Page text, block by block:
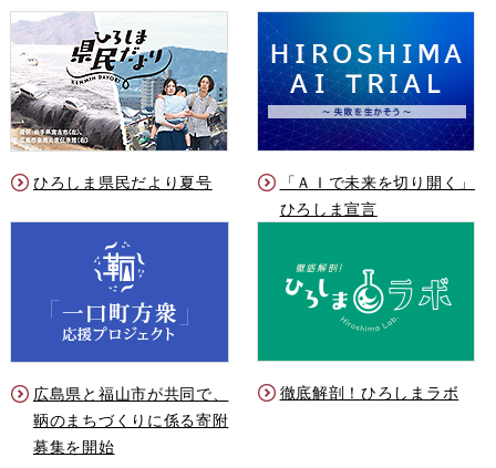
ひろしま県民だより夏号
「ＡＩで未来を切り開く」
ひろしま宣言
広島県と福山市が共同で、
鞆のまちづくりに係る寄附
募集を開始
徹底解剖！ひろしまラボ